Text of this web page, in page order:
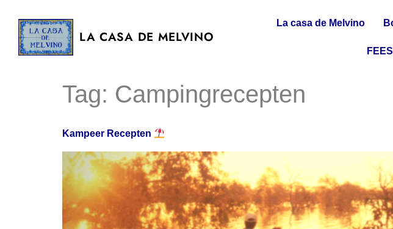
LA CASA DE MELVINO
La casa de Melvino
Tag: Campingrecepten
Kampeer Recepten